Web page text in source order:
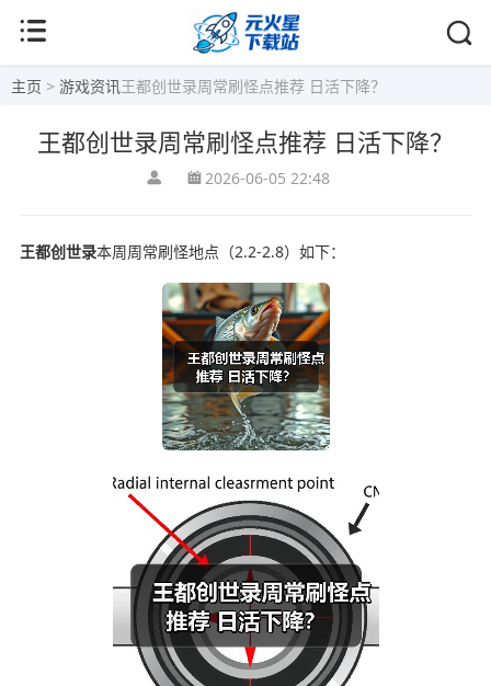
主页 > 游戏资讯王都创世录周常刷怪点推荐 日活下降？
王都创世录周常刷怪点推荐 日活下降？
2026-06-05 22:48
王都创世录本周周常刷怪地点（2.2-2.8）如下：